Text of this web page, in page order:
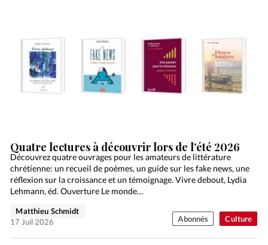
Culture
Quatre lectures à découvrir lors de l’été 2026
Découvrez quatre ouvrages pour les amateurs de littérature
chrétienne: un recueil de poèmes, un guide sur les fake news, une
réflexion sur la croissance et un témoignage. Vivre debout, Lydia
Lehmann, éd. Ouverture Le monde…
Matthieu Schmidt
17 Juil 2026
Abonnés